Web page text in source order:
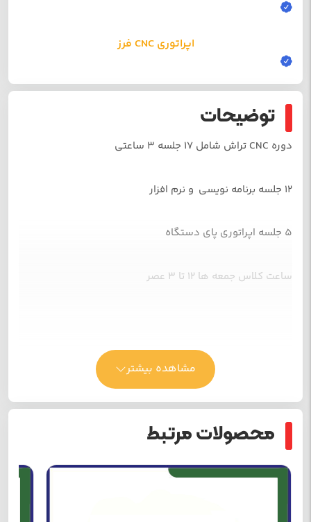
اپراتوری CNC فرز
توضیحات
دوره CNC تراش شامل 17 جلسه 3 ساعتی
12 جلسه برنامه نویسی و نرم افزار
5 جلسه اپراتوری پای دستگاه
ساعت کلاس جمعه ها 12 تا 3 عصر
مشاهده بیشتر
محصولات مرتبط